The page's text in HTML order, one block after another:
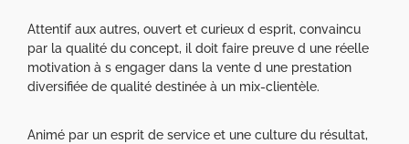
Attentif aux autres, ouvert et curieux d esprit, convaincu
par la qualité du concept, il doit faire preuve d une réelle
motivation à s engager dans la vente d une prestation
diversifiée de qualité destinée à un mix-clientèle.
Animé par un esprit de service et une culture du résultat,